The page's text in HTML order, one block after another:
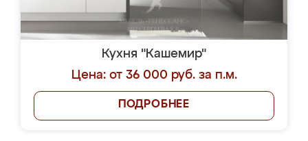
Кухня "Кашемир"
Цена: от 36 000 руб. за п.м.
ПОДРОБНЕЕ